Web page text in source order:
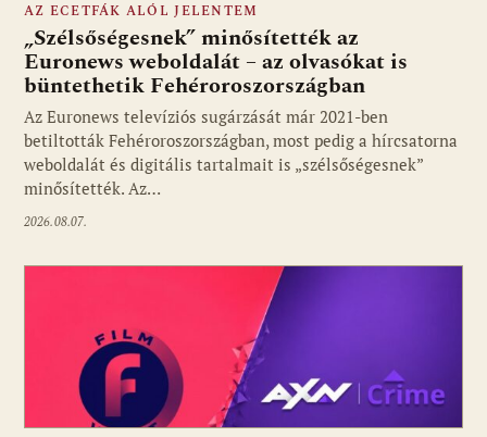
Fotó: media1.hu
AZ ECETFÁK ALÓL JELENTEM
„Szélsőségesnek” minősítették az
Euronews weboldalát – az olvasókat is
büntethetik Fehéroroszországban
Az Euronews televíziós sugárzását már 2021-ben
betiltották Fehéroroszországban, most pedig a hírcsatorna
weboldalát és digitális tartalmait is „szélsőségesnek”
minősítették. Az…
2026.08.07.